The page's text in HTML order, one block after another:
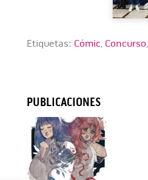
Etiquetas: Cómic, Concurso,
PUBLICACIONES